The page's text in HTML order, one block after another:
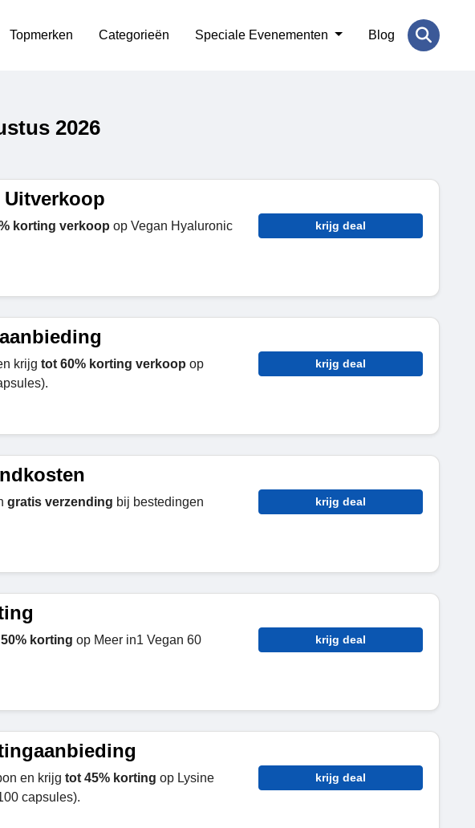
Topmerken Categorieën Speciale Evenementen Blog
2026
korting verkoop op Vegan Hyaluronic
krijg deal
krijg tot 60% korting verkoop op
krijg deal
gratis verzending bij bestedingen
krijg deal
50% korting op Meer in1 Vegan 60
krijg deal
en krijg tot 45% korting op Lysine
capsules).
krijg deal